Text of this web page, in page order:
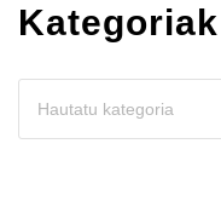
Kategoriak